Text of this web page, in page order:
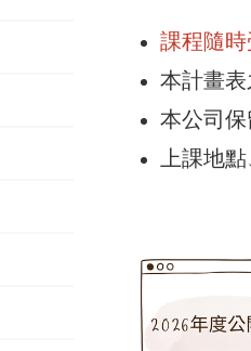
課程隨
本計畫
本公司
上課地